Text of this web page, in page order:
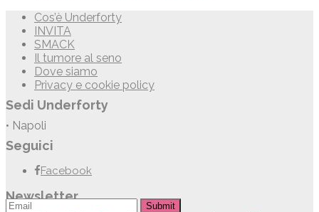
Cos’è Underforty
INVITA
SMACK
Il tumore al seno
Dove siamo
Privacy e cookie policy
Sedi Underforty
• Napoli
Seguici
Facebook
Newsletter
Submit